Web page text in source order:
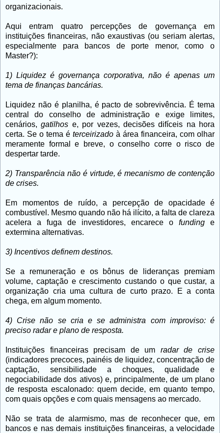
organizacionais.
Aqui entram quatro percepções de governança em
instituições financeiras, não exaustivas (ou seriam alertas,
especialmente para bancos de porte menor, como o
Master?):
1) Liquidez é governança corporativa, não é apenas um
tema de finanças bancárias.
Liquidez não é planilha, é pacto de sobrevivência. É tema
central do conselho de administração e exige limites,
cenários,gatilhos e, por vezes, decisões difíceis na hora
certa. Se o tema é terceirizado à área financeira, com olhar
meramente formal e breve, o conselho corre o risco de
despertar tarde.
2) Transparência não é virtude, é mecanismo de contenção
de crises.
Em momentos de ruído, a percepção de opacidade é
combustível. Mesmo quando não há ilícito, a falta de clareza
acelera a fuga de investidores, encarece o funding e
extermina alternativas.
3) Incentivos definem destinos.
Se a remuneração e os bônus de lideranças premiam
volume, captação e crescimento custando o que custar, a
organização cria uma cultura de curto prazo. E a conta
chega, em algum momento.
4) Crise não se cria e se administra com improviso: é
preciso radar e plano de resposta.
Instituições financeiras precisam de um radar de crise
(indicadores precoces, painéis de liquidez, concentração de
captação, sensibilidade a choques, qualidade e
negociabilidade dos ativos) e, principalmente, de um plano
de resposta escalonado: quem decide, em quanto tempo,
com quais opções e com quais mensagens ao mercado.
Não se trata de alarmismo, mas de reconhecer que, em
bancos e nas demais instituições financeiras, a velocidade